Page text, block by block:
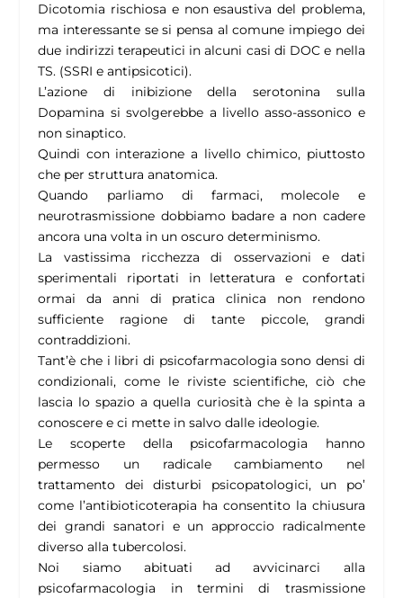
Dicotomia rischiosa e non esaustiva del problema,
ma interessante se si pensa al comune impiego dei
due indirizzi terapeutici in alcuni casi di DOC e nella
TS. (SSRI e antipsicotici).
L’azione di inibizione della serotonina sulla
Dopamina si svolgerebbe a livello asso-assonico e
non sinaptico.
Quindi con interazione a livello chimico, piuttosto
che per struttura anatomica.
Quando parliamo di farmaci, molecole e
neurotrasmissione dobbiamo badare a non cadere
ancora una volta in un oscuro determinismo.
La vastissima ricchezza di osservazioni e dati
sperimentali riportati in letteratura e confortati
ormai da anni di pratica clinica non rendono
sufficiente ragione di tante piccole, grandi
contraddizioni.
Tant’è che i libri di psicofarmacologia sono densi di
condizionali, come le riviste scientifiche, ciò che
lascia lo spazio a quella curiosità che è la spinta a
conoscere e ci mette in salvo dalle ideologie.
Le scoperte della psicofarmacologia hanno
permesso un radicale cambiamento nel
trattamento dei disturbi psicopatologici, un po’
come l’antibioticoterapia ha consentito la chiusura
dei grandi sanatori e un approccio radicalmente
diverso alla tubercolosi.
Noi siamo abituati ad avvicinarci alla
psicofarmacologia in termini di trasmissione